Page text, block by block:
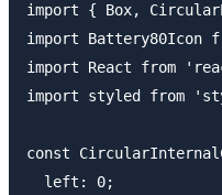
import { Box,
import Battery80Icon
import React from
import styled from
const
  left: 0;